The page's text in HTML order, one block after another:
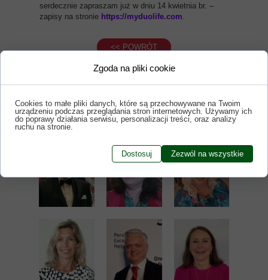
serdecznie zapraszam już w dniu 14 kwietnia br. –
zapisy na stronie https://myduolife.com.
<< POWRÓT
Nasi EKSPERCI
Zgoda na pliki cookie
Cookies to małe pliki danych, które są przechowywane na Twoim
urządzeniu podczas przeglądania stron internetowych. Używamy ich
do poprawy działania serwisu, personalizacji treści, oraz analizy
ruchu na stronie.
Dostosuj Zezwól na wszystkie